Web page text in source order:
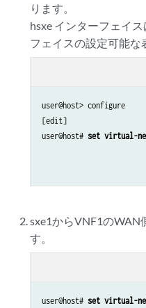
user@host>
unit 0 {
family ethernet-switching
        interface-mode trunk;
        }
    }
Vlan22 {
    vlan-id 22;
ります。
hsxe インターフェイ
フェイスの設定可能な
user@host> configure
[edit]
user@host# set virtual-
sxe1からVNF1のWAN
す。
user@host# set virtual-